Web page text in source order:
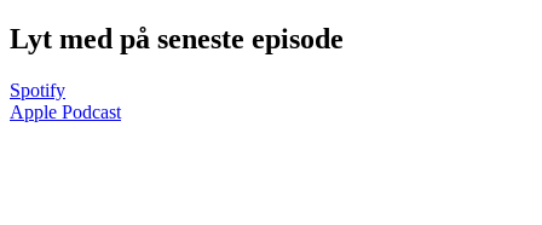
Lyt med på seneste episode
Spotify
Apple Podcast